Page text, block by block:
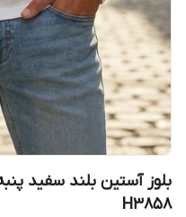
بلوز آستین بلند سفید
H3858